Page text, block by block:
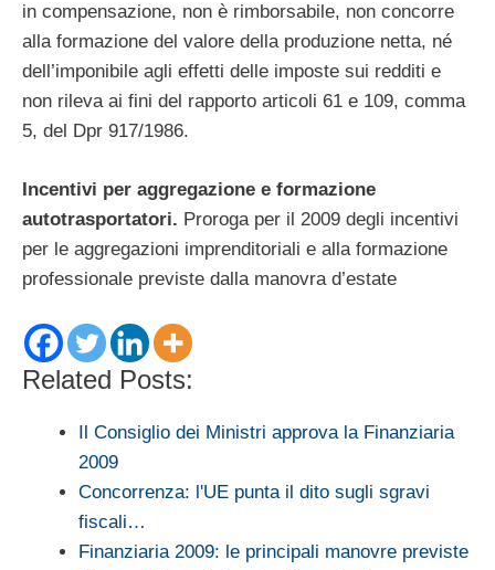
in compensazione, non è rimborsabile, non concorre
alla formazione del valore della produzione netta, né
dell’imponibile agli effetti delle imposte sui redditi e
non rileva ai fini del rapporto articoli 61 e 109, comma
5, del Dpr 917/1986.
Incentivi per aggregazione e formazione
autotrasportatori. Proroga per il 2009 degli incentivi
per le aggregazioni imprenditoriali e alla formazione
professionale previste dalla manovra d’estate
Related Posts:
Il Consiglio dei Ministri approva la Finanziaria
2009
Concorrenza: l'UE punta il dito sugli sgravi
fiscali…
Finanziaria 2009: le principali manovre previste